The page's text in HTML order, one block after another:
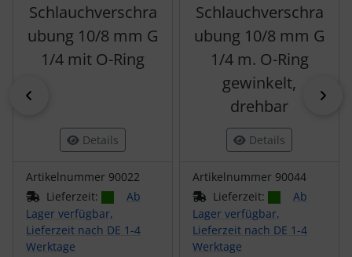
Schlauchverschra
ubung 10/8 mm G
1/4 mit O-Ring
Details
Artikelnummer 90022
Lieferzeit:
Ab
Lager verfügbar,
Lieferzeit nach DE 1-4
Werktage
Schlauchverschra
ubung 10/8 mm G
1/4 m. O-Ring
gewinkelt,
drehbar
Details
Artikelnummer 90044
Lieferzeit:
Ab
Lager verfügbar,
Lieferzeit nach DE 1-4
Werktage